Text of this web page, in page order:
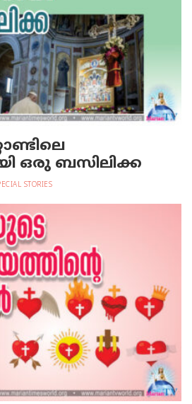
ഒരു ബസിലിക്ക
STORIES